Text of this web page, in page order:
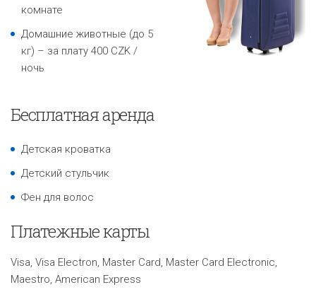
комнате
Домашние животные (до 5
кг) – за плату 400 CZK /
ночь
Бесплатная аренда
Детская кроватка
Детский стульчик
Фен для волос
Платежные карты
Visa, Visa Electron, Master Card, Master Card Electronic,
Maestro, American Express